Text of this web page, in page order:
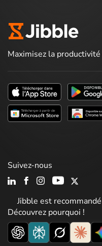
Maximisez la
Jibble est
Découvrez pourquoi !
Suivez-nous